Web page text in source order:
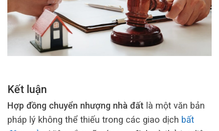
Kết luận
Hợp đồng chuyển nhượng nhà đất là một văn bản
pháp lý không thể thiếu trong các giao dịch bất